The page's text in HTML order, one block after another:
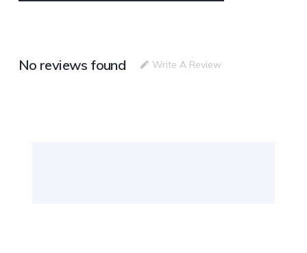
No reviews found Write A Review